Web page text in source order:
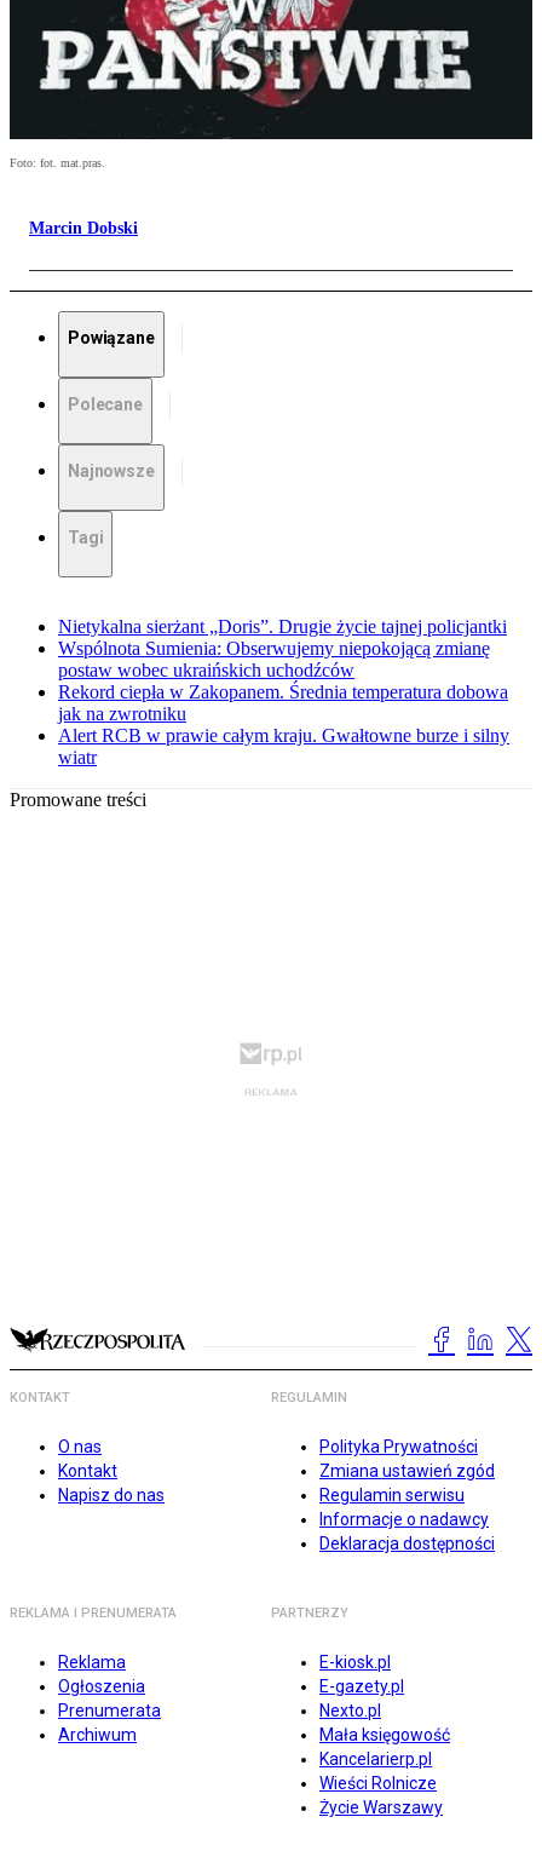
Foto: fot. mat.pras.
Marcin Dobski
Powiązane
Polecane
Najnowsze
Tagi
Nietykalna sierżant „Doris”. Drugie życie tajnej policjantki
Wspólnota Sumienia: Obserwujemy niepokojącą zmianę
postaw wobec ukraińskich uchodźców
Rekord ciepła w Zakopanem. Średnia temperatura dobowa
jak na zwrotniku
Alert RCB w prawie całym kraju. Gwałtowne burze i silny
wiatr
Promowane treści
KONTAKT
O nas
Kontakt
Napisz do nas
REGULAMIN
Polityka Prywatności
Zmiana ustawień zgód
Regulamin serwisu
Informacje o nadawcy
Deklaracja dostępności
REKLAMA I PRENUMERATA
Reklama
Ogłoszenia
Prenumerata
Archiwum
PARTNERZY
E-kiosk.pl
E-gazety.pl
Nexto.pl
Mała księgowość
Kancelarierp.pl
Wieści Rolnicze
Życie Warszawy